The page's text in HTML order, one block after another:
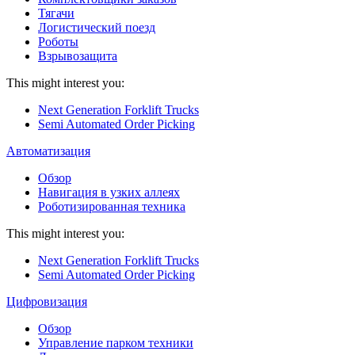
Тягачи
Логистический поезд
Роботы
Взрывозащита
This might interest you:
Next Generation Forklift Trucks
Semi Automated Order Picking
Автоматизация
Обзор
Навигация в узких аллеях
Роботизированная техника
This might interest you:
Next Generation Forklift Trucks
Semi Automated Order Picking
Цифровизация
Обзор
Управление парком техники